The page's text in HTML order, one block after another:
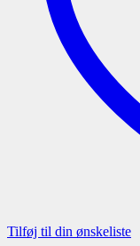
Tilføj til din ønskeliste